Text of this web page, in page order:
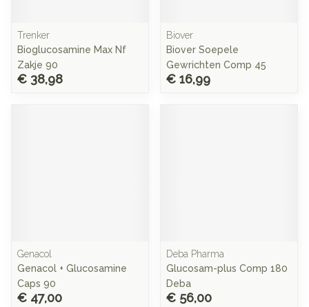
Trenker
Bioglucosamine Max Nf
Zakje 90
€ 38,98
Biover
Biover Soepele
Gewrichten Comp 45
€ 16,99
Genacol
Genacol + Glucosamine
Caps 90
€ 47,00
Deba Pharma
Glucosam-plus Comp 180
Deba
€ 56,00